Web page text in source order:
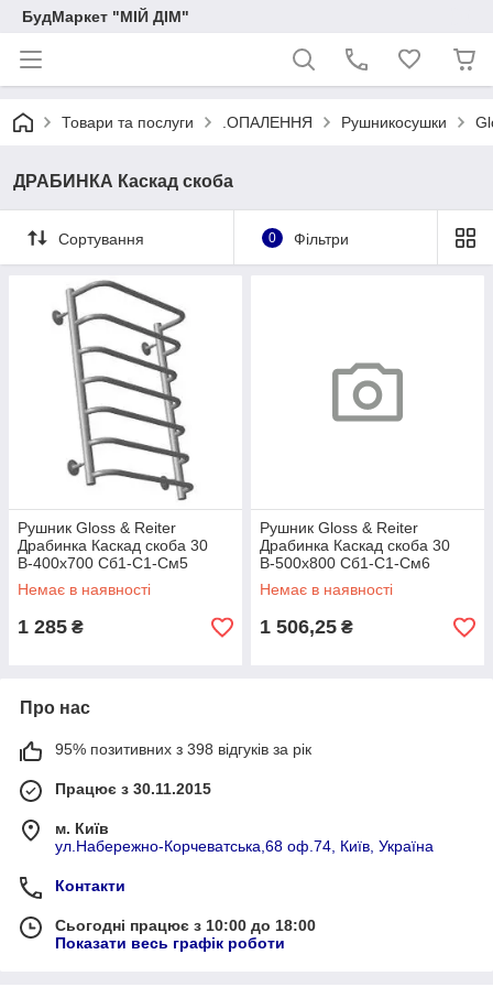
БудМаркет "МІЙ ДІМ"
Товари та послуги .ОПАЛЕННЯ Рушникосушки
ДРАБИНКА Каскад скоба
Сортування 0 Фільтри
Рушник Gloss & Reiter
Драбинка Каскад скоба 30
В-400х700 Сб1-С1-См5
Немає в наявності
1 285 ₴
Рушник Gloss & Reiter
Драбинка Каскад скоба 30
В-500х800 Сб1-С1-См6
Немає в наявності
1 506,25 ₴
Про нас
95% позитивних з 398 відгуків за рік
Працює з 30.11.2015
м. Київ
ул.Набережно-Корчеватська,68 оф.74, Київ, Україна
Контакти
Сьогодні працює з 10:00 до 18:00
Показати весь графік роботи